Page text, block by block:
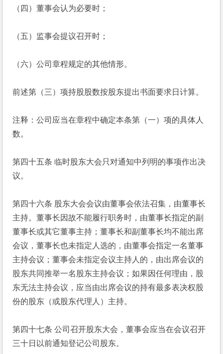
（四）董事会认为必要时；
（五）监事会提议召开时；
（六）公司章程规定的其他情形。
前述第（三）项持股股数按股东提出书面要求日计算。
注释：公司应当在章程中确定本条第（一）项的具体人
数。
第四十五条 临时股东大会只对通知中列明的事项作出决
议。
第四十六条 股东大会会议由董事会依法召集，由董事长
主持。董事长因故不能履行职务时，由董事长指定的副
董事长或其它董事主持；董事长和副董事长均不能出席
会议，董事长也未指定人选的，由董事会指定一名董事
主持会议；董事会未指定会议主持人的，由出席会议的
股东共同推举一名股东主持会议；如果因任何理由，股
东无法主持会议，应当由出席会议的持有最多表决权股
份的股东（或股东代理人）主持。
第四十七条 公司召开股东大会，董事会应当在会议召开
三十日以前通知登记公司股东。